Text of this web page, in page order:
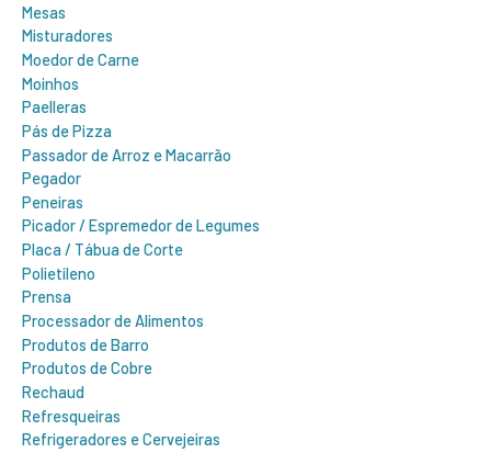
Mesas
Misturadores
Moedor de Carne
Moinhos
Paelleras
Pás de Pizza
Passador de Arroz e Macarrão
Pegador
Peneiras
Picador / Espremedor de Legumes
Placa / Tábua de Corte
Polietileno
Prensa
Processador de Alimentos
Produtos de Barro
Produtos de Cobre
Rechaud
Refresqueiras
Refrigeradores e Cervejeiras